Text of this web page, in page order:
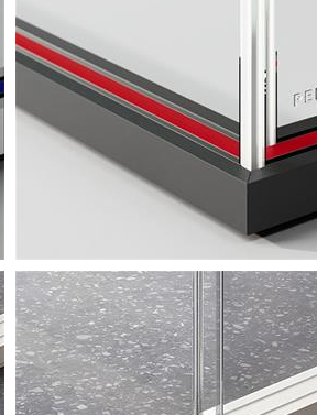
مشــــــاهده